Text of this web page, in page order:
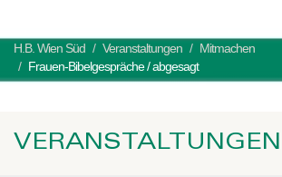
H.B. Wien Süd Veranstaltungen
Mitmachen
Frauen-Bibelgespräche / abgesagt
VERANSTALTUNGEN